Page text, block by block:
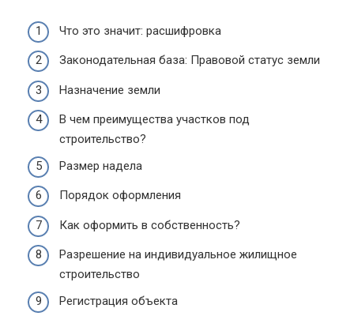
Что это значит: расшифровка
Законодательная база: Правовой статус земли
Назначение земли
В чем преимущества участков под
строительство?
Размер надела
Порядок оформления
Как оформить в собственность?
Разрешение на индивидуальное жилищное
строительство
Регистрация объекта